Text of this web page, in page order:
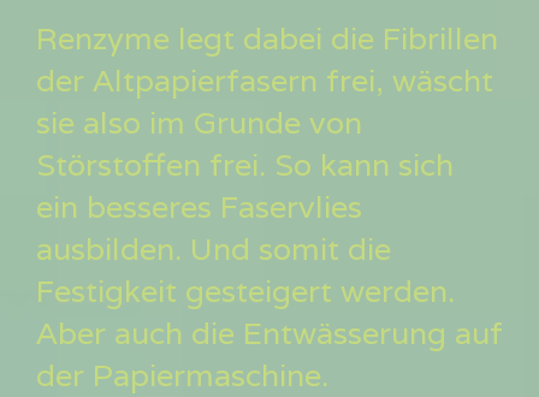
Renzyme legt dabei die Fibrillen
der Altpapierfasern frei, wäscht
sie also im Grunde von
Störstoffen frei. So kann sich
ein besseres Faservlies
ausbilden. Und somit die
Festigkeit gesteigert werden.
Aber auch die Entwässerung auf
der Papiermaschine.